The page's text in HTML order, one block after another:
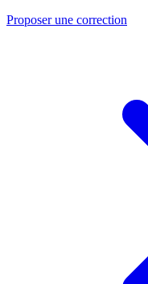
Proposer une correction